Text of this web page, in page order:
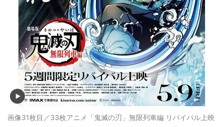
画像31枚目／33枚アニメ「鬼滅の刃」無限列車編 リバイバル上映